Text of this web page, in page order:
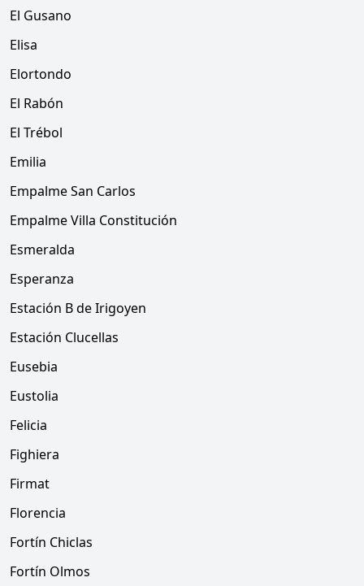
El Gusano
Elisa
Elortondo
El Rabón
El Trébol
Emilia
Empalme San Carlos
Empalme Villa Constitución
Esmeralda
Esperanza
Estación B de Irigoyen
Estación Clucellas
Eusebia
Eustolia
Felicia
Fighiera
Firmat
Florencia
Fortín Chiclas
Fortín Olmos